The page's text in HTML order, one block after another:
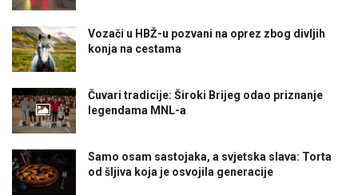
Vozači u HBŽ-u pozvani na oprez zbog divljih
konja na cestama
Čuvari tradicije: Široki Brijeg odao priznanje
legendama MNL-a
Samo osam sastojaka, a svjetska slava: Torta
od šljiva koja je osvojila generacije